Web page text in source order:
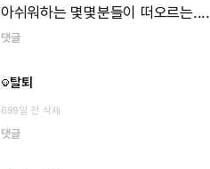
아쉬워하는 몇몇분들이 떠오르는....
댓글
탈퇴
689일 전 삭제
댓글